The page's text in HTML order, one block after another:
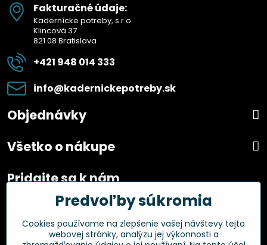
Fakturačné údaje:
Kadernícke potreby, s.r.o.
Klincová 37
821 08 Bratislava
+421 948 014 333
info​@kadernickepotreby​.sk
Objednávky
Všetko o nákupe
Pridajte sa k nám
FacebookPredvoľby súkromia
Cookies používame na zlepšenie vašej návštevy tejto
webovej stránky, analýzu jej výkonnosti a